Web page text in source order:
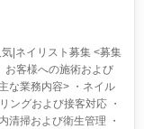
|ネイリスト募集 <募集
お客様への施術および
な業務内容> ・ネイル
ングおよび接客対応 ・
清掃および衛生管理 ・